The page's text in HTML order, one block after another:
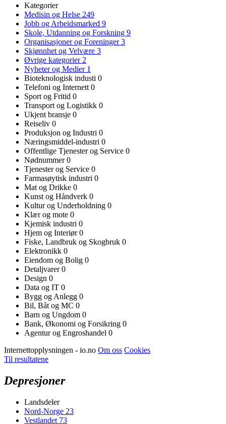
Kategorier
Medisin og Helse 249
Jobb og Arbeidsmarked 9
Skole, Utdanning og Forskning 9
Organisasjoner og Foreninger3
Skjønnhet og Velvære 3
Øvrige kategorier 2
Nyheter og Medier 1
Bioteknologisk industi 0
Telefoni og Internett 0
Sport og Fritid 0
Transport og Logistikk 0
Ukjent bransje 0
Reiseliv 0
Produksjon og Industri 0
Næringsmiddel-industri 0
Offentlige Tjenester og Service 0
Nødnummer0
Tjenester og Service 0
Farmasøytisk industri 0
Mat og Drikke 0
Kunst og Håndverk 0
Kultur og Underholdning 0
Klær og mote 0
Kjemisk industri 0
Hjem og Interiør0
Fiske, Landbruk og Skogbruk 0
Elektronikk 0
Eiendom og Bolig 0
Detaljvarer0
Design 0
Data og IT 0
Bygg og Anlegg 0
Bil, Båt og MC 0
Barn og Ungdom 0
Bank, Økonomi og Forsikring 0
Agentur og Engroshandel 0
Internettopplysningen - io.no Om oss Cookies
Til resultatene
Depresjoner
Landsdeler
Nord-Norge 23
Vestlandet 73